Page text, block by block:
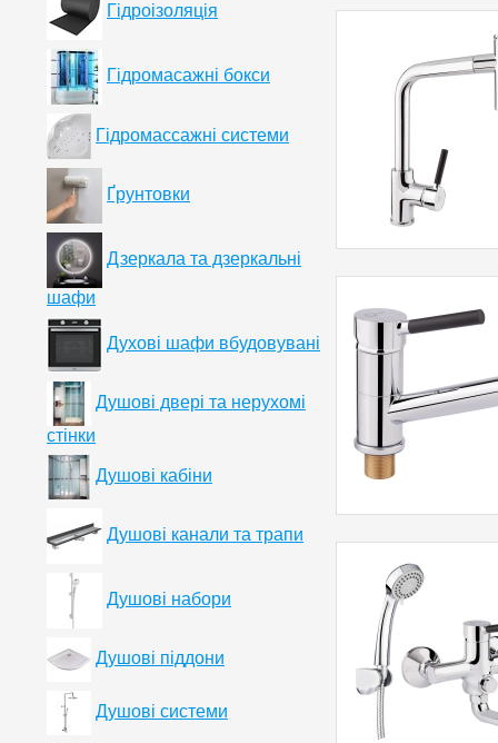
Гідроізоляція
Гідромасажні бокси
Гідромассажні системи
Ґрунтовки
Дзеркала та дзеркальні
шафи
Духові шафи вбудовувані
Душові двері та нерухомі
стінки
Душові кабіни
Душові канали та трапи
Душові набори
Душові піддони
Душові системи